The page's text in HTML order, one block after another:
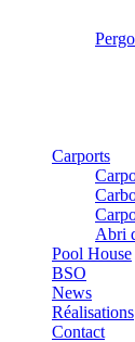
Carports
Abri
Pool House
BSO
News
Réalisations
Contact